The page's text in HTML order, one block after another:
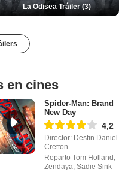
La Odisea Tráiler (3)
en cines
Spider-Man: Brand
New Day
4,2
Director: Destin Daniel
Cretton
Reparto Tom Holland,
Zendaya, Sadie Sink